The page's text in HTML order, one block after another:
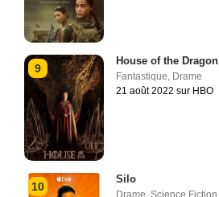
9
House of the Dragon
Fantastique, Drame
21 août 2022 sur HBO
10
Silo
Drame, Science Fiction